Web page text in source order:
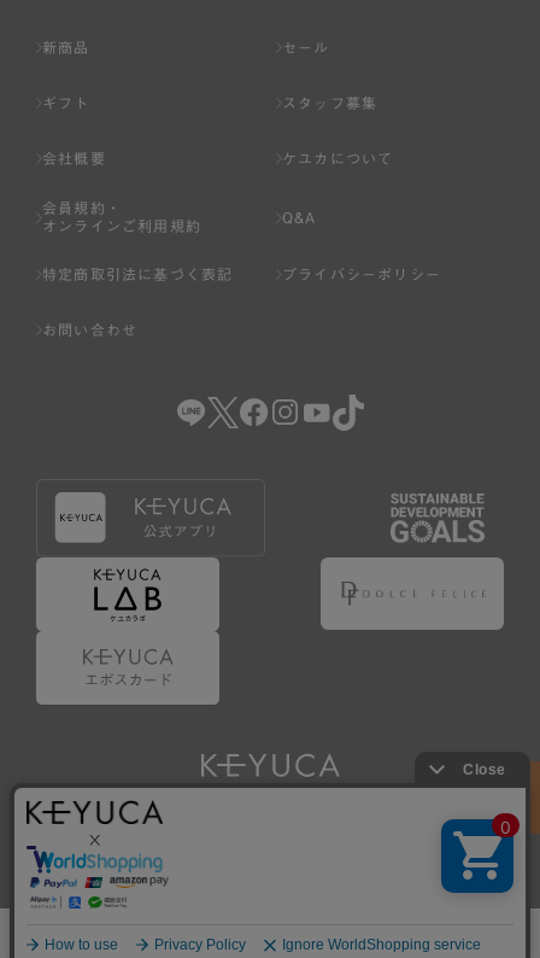
新商品 セール
ギフト スタッフ募集
会社概要 ケユカについて
会員規約・
オンラインご利用規約
Q&A
特定商取引法に基づく表記 プライバシーポリシー
お問い合わせ
Copyright © KAWAJUN Co., Ltd. All Rights Reserved.